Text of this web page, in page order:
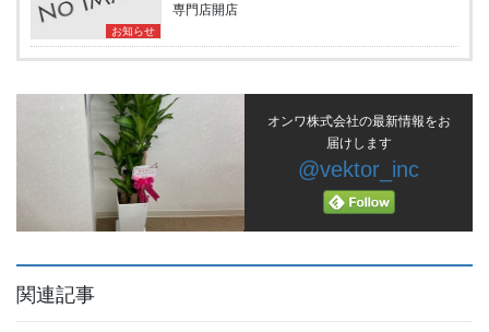
お知らせ
専門店開店
オンワ株式会社の最新情報をお
届けします
@vektor_inc
関連記事